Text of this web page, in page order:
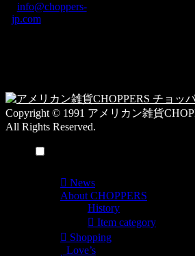
テ
ゴ
info@choppers-
jp.com
Copyright © 1991 アメリカン雑貨
All Rights Reserved.
News
About CHOPPERS
History
Item category
Shopping
Love’s